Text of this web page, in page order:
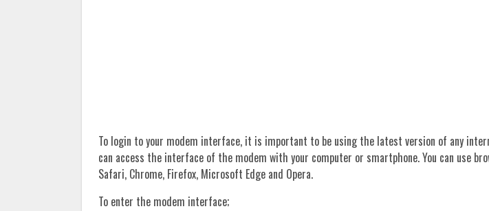
To login to your modem interface, it is important to be using the latest version of any
can access the interface of the modem with your computer or smartphone. You can use
Safari, Chrome, Firefox, Microsoft Edge and Opera.
To enter the modem interface;